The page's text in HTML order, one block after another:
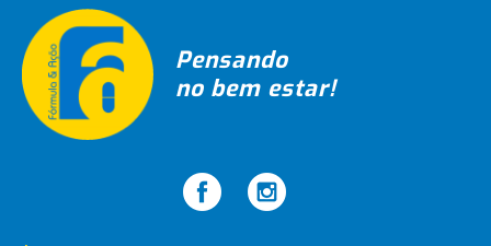
Pensando
no bem estar!